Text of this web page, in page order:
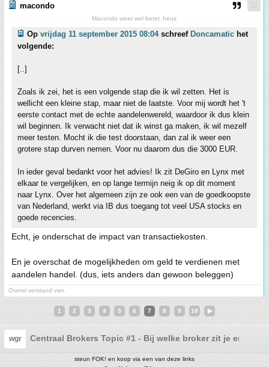
macondo
Macondo weet wel beter, heus
Op vrijdag 11 september 2015 08:04schreef Doncamatic het
volgende:
[..]
Zoals ik zei, het is een volgende stap die ik wil zetten. Het is
wellicht een kleine stap, maar niet de laatste. Voor mij wordt het 't
eerste contact met de echte aandelenwereld, waardoor ik dus klein
wil beginnen. Ik verwacht niet dat ik winst ga maken, ik wil mezelf
meer testen. Mocht ik die test doorstaan, dan zal ik weer een
grotere stap durven nemen. Voor nu daarom dus die 3000 EUR.
In ieder geval bedankt voor het advies! Ik zit DeGiro en Lynx met
elkaar te vergelijken, en op lange termijn neig ik op dit moment
naar Lynx. Over het algemeen zijn ze ook een van de goedkoopste
van Nederland, werkt via IB dus toegang tot veel USA stocks en
goede recencies.
Echt, je onderschat de impact van transactiekosten.
En je overschat de mogelijkheden om geld te verdienen met
aandelen handel. (dus, iets anders dan gewoon beleggen)
Overal verstand van.
1 2 3 4 5 6 7 8 9 10
wgr Centraal Brokers Topic #1 - Bij welke broker zit je en
steun FOK! en koop via een van deze links